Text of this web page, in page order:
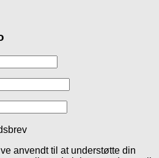
anvendt til at understøtte din